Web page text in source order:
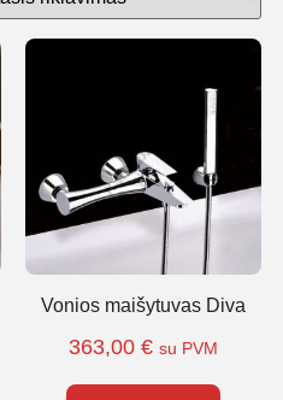
Vonios maišytuvas Diva
363,00 € su PVM